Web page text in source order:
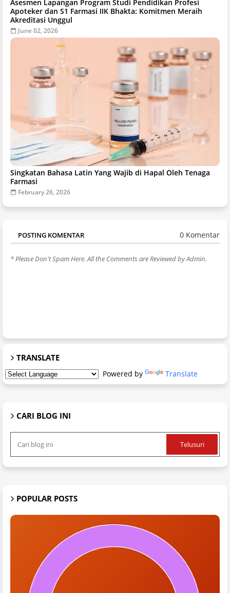
Asesmen Lapangan Program Studi Pendidikan Profesi
Apoteker dan S1 Farmasi IIK Bhakta: Komitmen Meraih
Akreditasi Unggul
June 02, 2026
Singkatan Bahasa Latin Yang Wajib di Hapal Oleh Tenaga
Farmasi
February 26, 2026
POSTING KOMENTAR 0 Komentar
* Please Don't Spam Here. All the Comments are Reviewed by Admin.
TRANSLATE
Powered by Translate
CARI BLOG INI
POPULAR POSTS